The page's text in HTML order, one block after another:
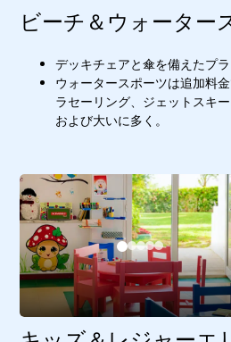
ビーチ＆ウォーター
デッキチェアと傘を備えたプラ
ウォータースポーツは追加料
ラセーリング、ジェットスキ
および大いに多く。